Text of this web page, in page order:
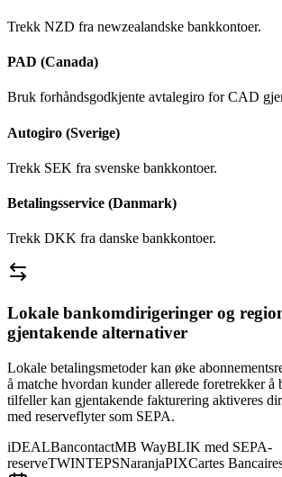
Trekk NZD fra newzealandske bankkontoer.
PAD (Canada)
Bruk forhåndsgodkjente avtalegiro for CAD
Autogiro (Sverige)
Trekk SEK fra svenske bankkontoer.
Betalingsservice (Danmark)
Trekk DKK fra danske bankkontoer.
Lokale bankomdirigeringer og
gjentakende alternativer
Lokale betalingsmetoder kan øke
å matche hvordan kunder allerede foretrekker å
tilfeller kan gjentakende fakturering aktiveres
med reserveflyter som SEPA.
iDEALBancontactMB WayBLIK med SEPA-
reserveTWINTEPSNaranjaPIXCartes